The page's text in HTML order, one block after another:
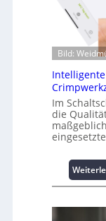
Bild:
Im
die